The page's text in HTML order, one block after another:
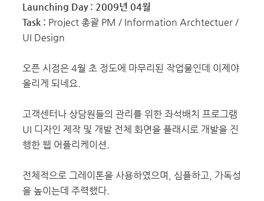
Launching Day : 2009년 04월
Task : Project 총괄 PM / Information Archtectuer /
UI Design
오픈 시점은 4월 초 정도에 마무리된 작업물인데 이제야
올리게 되네요.
고객센터나 상담원들의 관리를 위한 좌석배치 프로그램
UI 디자인 제작 및 개발 전체 화면을 플래시로 개발을 진
행한 웹 어플리케이션.
전체적으로 그레이톤을 사용하였으며, 심플하고, 가독성
을 높이는데 주력했다.